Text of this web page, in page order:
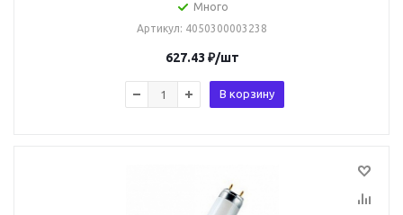
Много
Артикул: 4050300003238
627.43 ₽/шт
В корзину